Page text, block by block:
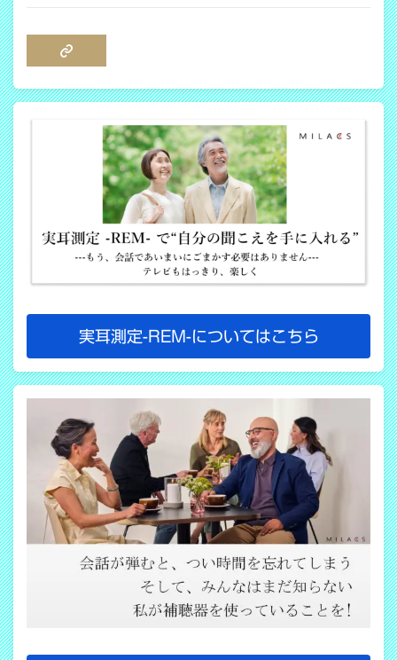
実耳測定-REM-についてはこちら